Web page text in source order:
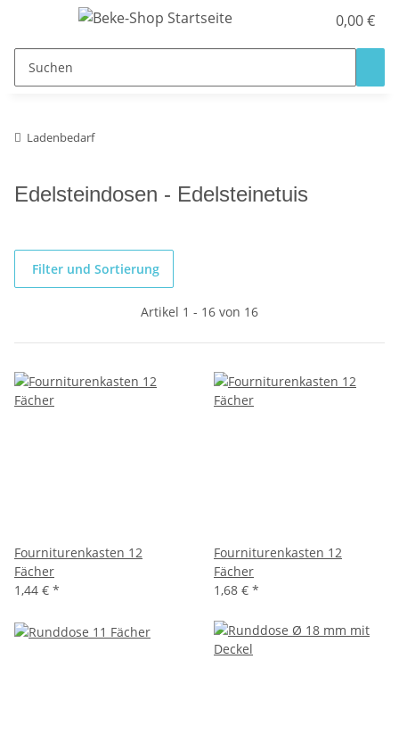
0,00 €
Ladenbedarf
Edelsteindosen - Edelsteinetuis
Filter und Sortierung
Artikel 1 - 16 von 16
Fourniturenkasten 12
Fächer
1,44 € *
Fourniturenkasten 12
Fächer
1,68 € *